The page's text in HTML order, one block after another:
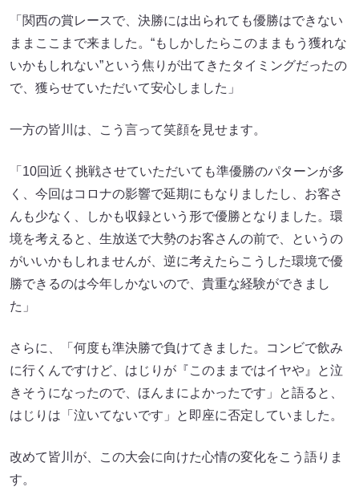
「関西の賞レースで、決勝には出られても優勝はできない
ままここまで来ました。“もしかしたらこのままもう獲れな
いかもしれない”という焦りが出てきたタイミングだったの
で、獲らせていただいて安心しました」
一方の皆川は、こう言って笑顔を見せます。
「10回近く挑戦させていただいても準優勝のパターンが多
く、今回はコロナの影響で延期にもなりましたし、お客さ
んも少なく、しかも収録という形で優勝となりました。環
境を考えると、生放送で大勢のお客さんの前で、というの
がいいかもしれませんが、逆に考えたらこうした環境で優
勝できるのは今年しかないので、貴重な経験ができまし
た」
さらに、「何度も準決勝で負けてきました。コンビで飲み
に行くんですけど、はじりが『このままではイヤや』と泣
きそうになったので、ほんまによかったです」と語ると、
はじりは「泣いてないです」と即座に否定していました。
改めて皆川が、この大会に向けた心情の変化をこう語りま
す。